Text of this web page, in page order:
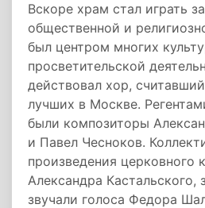
Вскоре храм стал играть
общественной и
был центром многих
просветительской
действовал хор,
лучших в Москве.
были композиторы
и Павел Чесноков.
произведения церковного
Александра Кастальского,
звучали голоса Федора